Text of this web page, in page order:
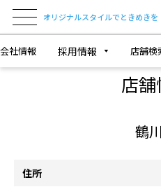
オリジナルスタイルでときめきを
会社情報 採用情報 店舗検
SHOP
店
鶴
住所